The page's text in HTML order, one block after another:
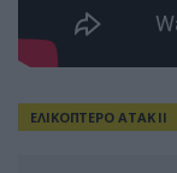
ΕΛΙΚΟΠΤΕΡΟ ATAK II